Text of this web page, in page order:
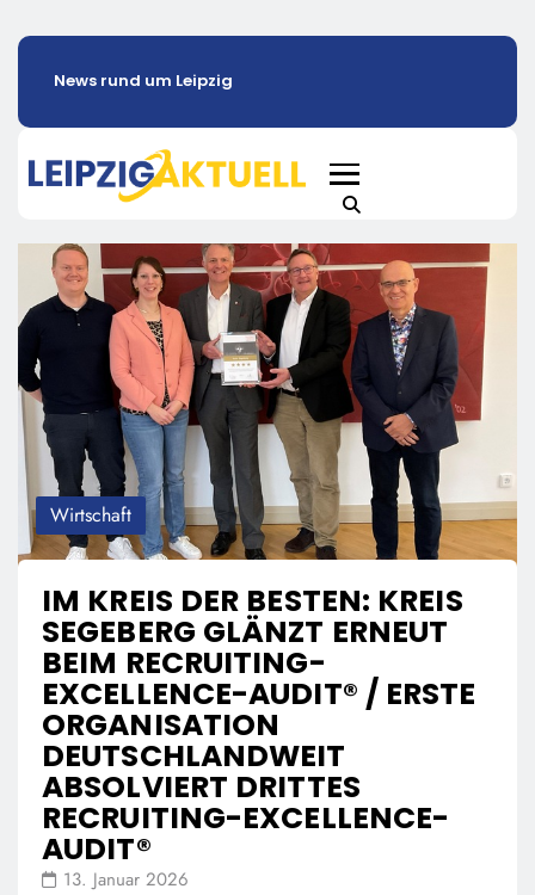
News rund um Leipzig
Wirtschaft
IM KREIS DER BESTEN: KREIS
SEGEBERG GLÄNZT ERNEUT
BEIM RECRUITING-
EXCELLENCE-AUDIT® / ERSTE
ORGANISATION
DEUTSCHLANDWEIT
ABSOLVIERT DRITTES
RECRUITING-EXCELLENCE-
AUDIT®
13. Januar 2026